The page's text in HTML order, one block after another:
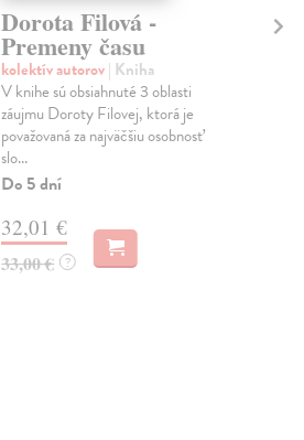
Dorota Filová -
Premeny času
kolektív autorov| Kniha
V knihe sú obsiahnuté 3 oblasti
záujmu Doroty Filovej, ktorá je
považovaná za najväčšiu osobnosť
slo...
Do 5 dní
32,01 €
33,00 € ?